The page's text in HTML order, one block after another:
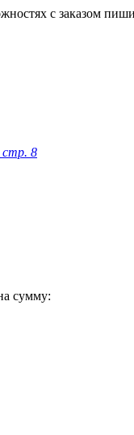
с заказом
стр. 8
сумму: